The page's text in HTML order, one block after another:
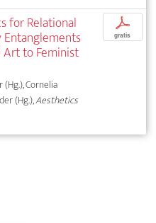
for Relational
Entanglements
to Feminist
Cornelia
(Hg.),Aesthetics
p
gratis